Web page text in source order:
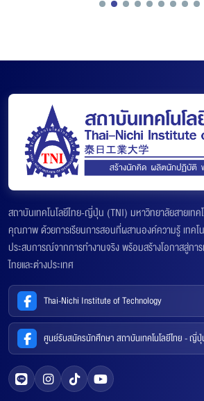
สถาบันเทคโนโลยีไทย-ญี่ปุ่น (TNI) มหาวิทยาลัยสายเ
คุณภาพ ด้วยการเรียนการสอนที่ผสานองค์ความรู้ เทคโ
ประสบการณ์จากการทำงานจริง พร้อมสร้างโอกาสสู่กา
ไทยและต่างประเทศ
Thai-Nichi Institute of Technology
ศูนย์รับสมัครนักศึกษา สถาบันเทคโนโลยีไทย - ญี่ปุ่